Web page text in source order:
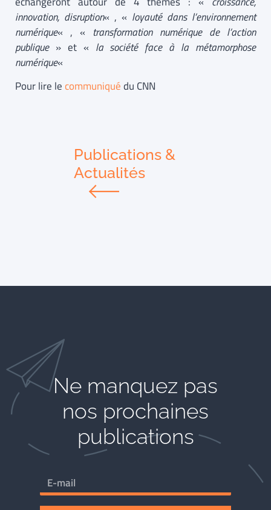
innovation, disruption« , « loyauté dans l’environnement
numérique« , « transformation numérique de l’action
publique» et « la société face à la métamorphose
numérique«
Pour lire lecommuniquédu CNN
Publications &
Actualités
Ne manquez pas
nos prochaines
publications